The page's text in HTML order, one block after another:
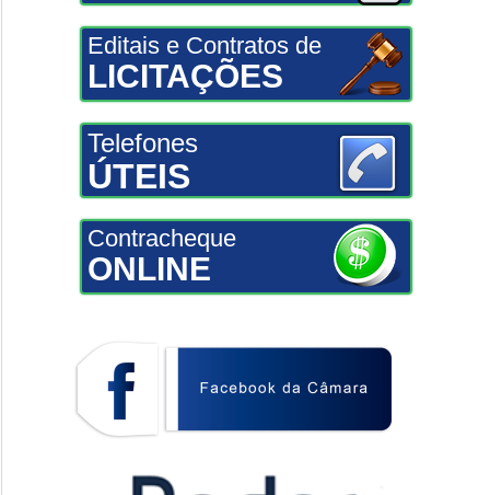
Editais e Contratos de
LICITAÇÕES
Telefones
ÚTEIS
Contracheque
ONLINE